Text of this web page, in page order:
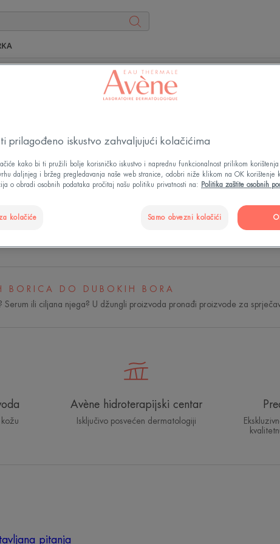
pretrage za"
DO DUBOKIH BORA
Serum ili ciljana njega? U džungli proizvoda pronađi proizvode za
Avène hidroterapijski centar
Isključivo posvećen dermatologiji
pitanja
prilagođeno iskustvo zahvaljujući kolačićima
kako bi ti pružili bolje korisničko iskustvo i naprednu funkcionalnost prilikom
daljnjeg i bržeg pregledavanja naše web stranice, odobri niže klikom na OK korištenje
o obradi osobnih podataka pročitaj našu politiku privatnosti na:
Politika zaštite osobnih
kolačiće Samo obvezni kolačići